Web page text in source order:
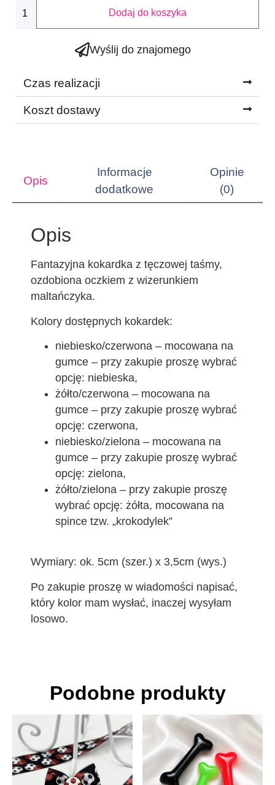
Dodaj do koszyka
Wyślij do znajomego
Czas realizacji
Koszt dostawy
Opis
Informacje
dodatkowe
Opinie
(0)
Opis
Fantazyjna kokardka z tęczowej taśmy,
ozdobiona oczkiem z wizerunkiem
maltańczyka.
Kolory dostępnych kokardek:
niebiesko/czerwona – mocowana na
gumce – przy zakupie proszę wybrać
opcję: niebieska,
żółto/czerwona – mocowana na
gumce – przy zakupie proszę wybrać
opcję: czerwona,
niebiesko/zielona – mocowana na
gumce – przy zakupie proszę wybrać
opcję: zielona,
żółto/zielona – przy zakupie proszę
wybrać opcję: żółta, mocowana na
spince tzw. „krokodylek”
Wymiary: ok. 5cm (szer.) x 3,5cm (wys.)
Po zakupie proszę w wiadomości napisać,
który kolor mam wysłać, inaczej wysyłam
losowo.
Podobne produkty